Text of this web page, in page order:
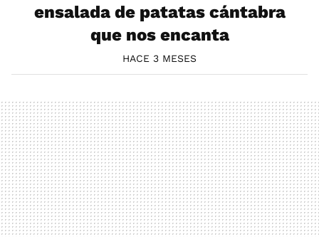
ensalada de patatas cántabra
que nos encanta
HACE 3 MESES